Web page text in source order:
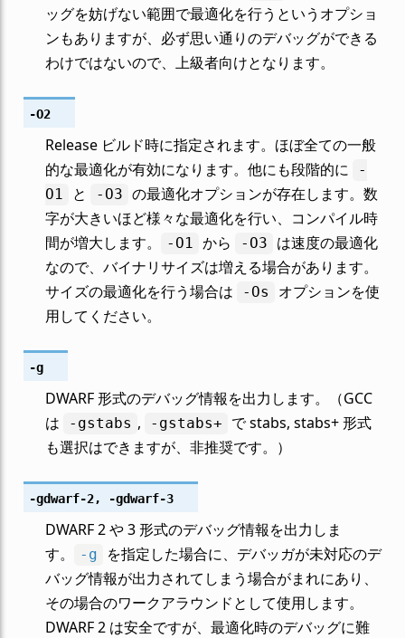
ッグを妨げない範囲で最適化を行うというオプショ
ンもありますが、必ず思い通りのデバッグができる
わけではないので、上級者向けとなります。
-O2
Release ビルド時に指定されます。ほぼ全ての一般
的な最適化が有効になります。他にも段階的に
-
O1
と -O3 の最適化オプションが存在します。数
字が大きいほど様々な最適化を行い、コンパイル時
間が増大します。
-O1 から -O3
は速度の最適化
なので、バイナリサイズは増える場合があります。
サイズの最適化を行う場合は
-Os
オプションを使
用してください。
-g
DWARF 形式のデバッグ情報を出力します。（GCC
は
-gstabs , -gstabs+
で stabs, stabs+ 形式
も選択はできますが、非推奨です。）
-gdwarf-2, -gdwarf-3
DWARF 2 や 3 形式のデバッグ情報を出力しま
す。
-g
を指定した場合に、デバッガが未対応のデ
バッグ情報が出力されてしまう場合がまれにあり、
その場合のワークアラウンドとして使用します。
DWARF 2 は安全ですが、最適化時のデバッグに難